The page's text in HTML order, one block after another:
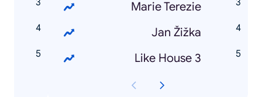
Marie Terezie
Jan Žižka
Like House 3